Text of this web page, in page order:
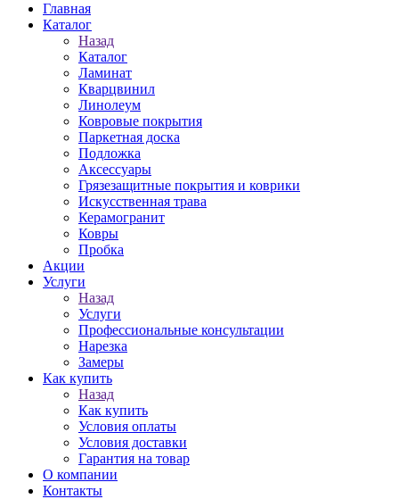
Главная
Каталог
Назад
Каталог
Ламинат
Кварцвинил
Линолеум
Ковровые покрытия
Паркетная доска
Подложка
Аксессуары
Грязезащитные покрытия и коврики
Искусственная трава
Керамогранит
Ковры
Пробка
Акции
Услуги
Назад
Услуги
Профессиональные консультации
Нарезка
Замеры
Как купить
Назад
Как купить
Условия оплаты
Условия доставки
Гарантия на товар
О компании
Контакты